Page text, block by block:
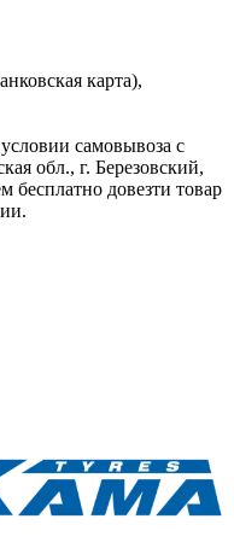
карта),
самовывоза с
обл., г. Березовский,
довезти товар